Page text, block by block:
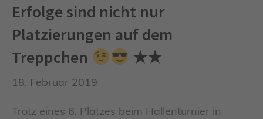
Erfolge sind nicht nur
Platzierungen auf dem
Treppchen
★★
18. Februar 2019
Trotz eines 6. Platzes beim Hallenturnier in